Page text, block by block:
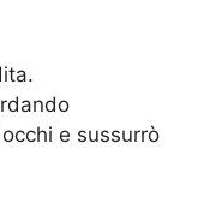
e sussurrò